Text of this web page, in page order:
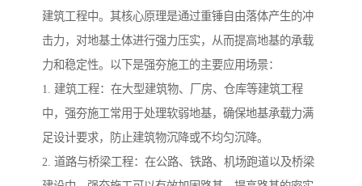
建筑工程中。其核心原理是通过重锤自由落体产生的冲
击力，对地基土体进行强力压实，从而提高地基的承载
力和稳定性。以下是强夯施工的主要应用场景：
1. 建筑工程：在大型建筑物、厂房、仓库等建筑工程
中，强夯施工常用于处理软弱地基，确保地基承载力满
足设计要求，防止建筑物沉降或不均匀沉降。
2. 道路与桥梁工程：在公路、铁路、机场跑道以及桥梁